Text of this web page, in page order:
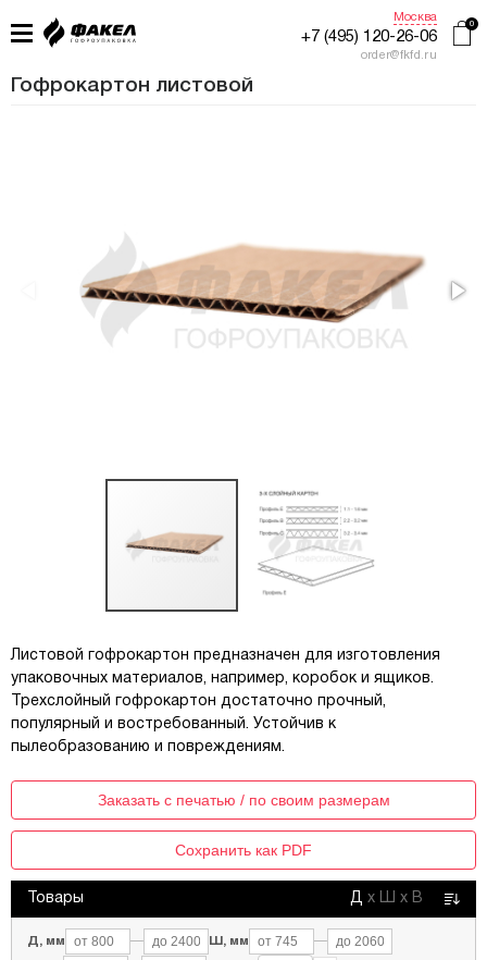
Москва
+7 (495) 120-26-06
order@fkfd.ru
ПРОИЗВОДСТВО
ЖУРНАЛ УПАКОВЩИКА
Гофрокартон листовой
Листовой гофрокартон предназначен для изготовления
упаковочных материалов, например, коробок и ящиков.
Трехслойный гофрокартон достаточно прочный,
популярный и востребованный. Устойчив к
пылеобразованию и повреждениям.
Заказать с печатью / по своим размерам
Сохранить как PDF
Товары Д х Ш х В
Д, мм — Ш, мм —